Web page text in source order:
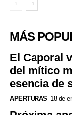
MÁS
El Caporal
del mítico
esencia de
APERTURAS 18 de